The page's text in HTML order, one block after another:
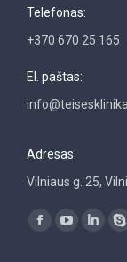
Telefonas:
+370 670 25 165
El. paštas:
Adresas:
Vilniaus g. 25,
Find us on: